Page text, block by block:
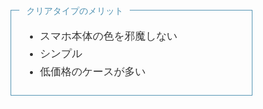
クリアタイプのメリット
スマホ本体の色を邪魔しない
シンプル
低価格のケースが多い